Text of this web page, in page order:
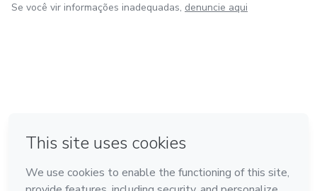
Se você vir informações inadequadas, denuncie aqui
Feito com ❤ em Bogotá